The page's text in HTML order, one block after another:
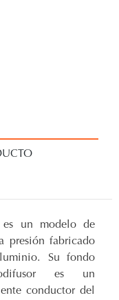
un modelo de
presión fabricado
Su fondo
es un
conductor del